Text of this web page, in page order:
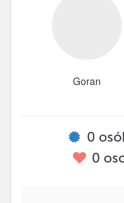
Goran
0
0